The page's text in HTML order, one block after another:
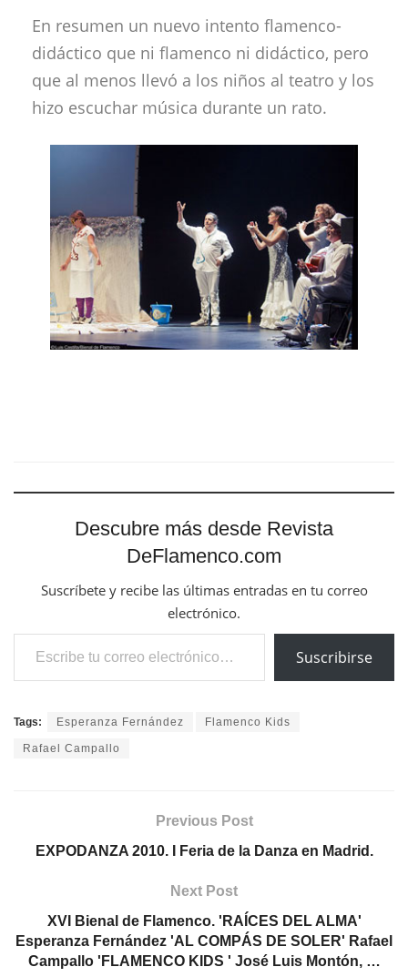
En resumen un nuevo intento flamenco-
didáctico que ni flamenco ni didáctico, pero
que al menos llevó a los niños al teatro y los
hizo escuchar música durante un rato.
Descubre más desde Revista
DeFlamenco.com
Suscríbete y recibe las últimas entradas en tu correo
electrónico.
Escribe tu correo electrónico…
Suscribirse
Tags: Esperanza Fernández Flamenco Kids
Rafael Campallo
Previous Post
EXPODANZA 2010. I Feria de la Danza en Madrid.
Next Post
XVI Bienal de Flamenco. 'RAÍCES DEL ALMA'
Esperanza Fernández 'AL COMPÁS DE SOLER' Rafael
Campallo 'FLAMENCO KIDS ' José Luis Montón, …